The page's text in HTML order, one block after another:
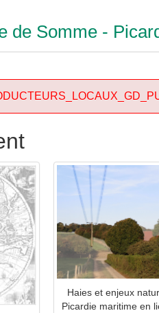
de Somme -
Haies et enjeux
Picardie maritime en